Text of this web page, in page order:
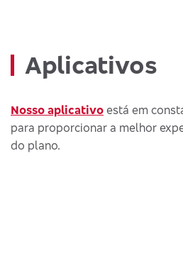
Aplicativos
Nosso aplicativo está em
para proporcionar a melhor
do plano.